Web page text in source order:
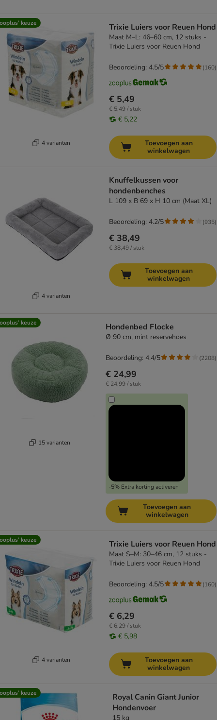
keuze
4 varianten
Trixie Luiers voor Reuen Hond
Maat M–L: 46–60 cm, 12 stuks -
Trixie Luiers voor Reuen Hond
€ 5,49
€ 5,49 / stuk
€ 5,22
Beoordeling: 4.5/5 (160)
Toevoegen aan
winkelwagen
4 varianten
Knuffelkussen voor
hondenbenches
L 109 x B 69 x H 10 cm (Maat XL)
€ 38,49
€ 38,49 / stuk
Beoordeling: 4.2/5 (935)
Toevoegen aan
winkelwagen
keuze
15 varianten
Hondenbed Flocke
Ø 90 cm, mint reservehoes
€ 24,99
€ 24,99 / stuk
-5% Extra korting activeren
Beoordeling: 4.4/5 (2208)
Toevoegen aan
winkelwagen
keuze
4 varianten
Trixie Luiers voor Reuen Hond
Maat S–M: 30–46 cm, 12 stuks -
Trixie Luiers voor Reuen Hond
€ 6,29
€ 6,29 / stuk
€ 5,98
Beoordeling: 4.5/5 (160)
Toevoegen aan
winkelwagen
keuze
Royal Canin Giant Junior
Hondenvoer
15 kg